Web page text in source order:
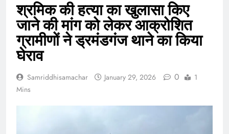
श्रमिक की हत्या का खुलासा किए
जाने की मांग को लेकर आक्रोशित
ग्रामीणों ने ड्रमंडगंज थाने का किया
घेराव
Samriddhisamachar January 29, 2026 0
1
Mins